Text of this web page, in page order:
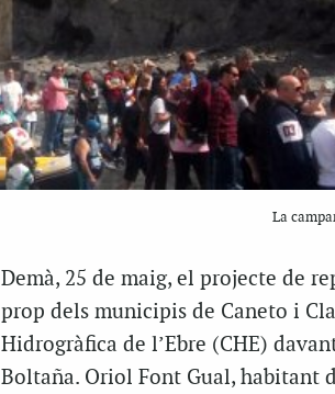
La
Demà, 25 de maig, el projecte de
prop dels municipis de Caneto i
Hidrogràfica de l’Ebre (CHE)
Boltaña. Oriol Font Gual, habitant